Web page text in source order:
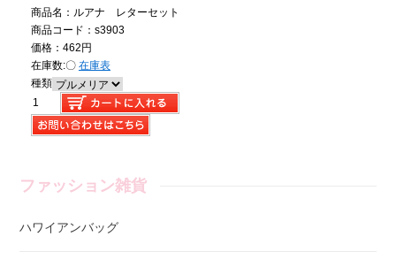
商品名：ルアナ レターセット
商品コード：s3903
価格：462円
在庫数:〇 在庫表
種類
ファッション雑貨
ハワイアンバッグ